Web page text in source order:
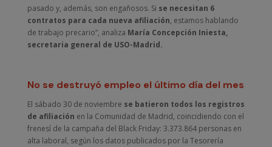
pasado y, además, son engañosos. Si se necesitan 6
contratos para cada nueva afiliación, estamos hablando
de trabajo precario”, analiza María Concepción Iniesta,
secretaria general de USO-Madrid.
No se destruyó empleo el último día del mes
El sábado 30 de noviembre se batieron todos los registros
de afiliación en la Comunidad de Madrid, coincidiendo con el
frenesí de la campaña del Black Friday: 3.373.864 personas en
alta laboral, según los datos publicados por la Tesorería